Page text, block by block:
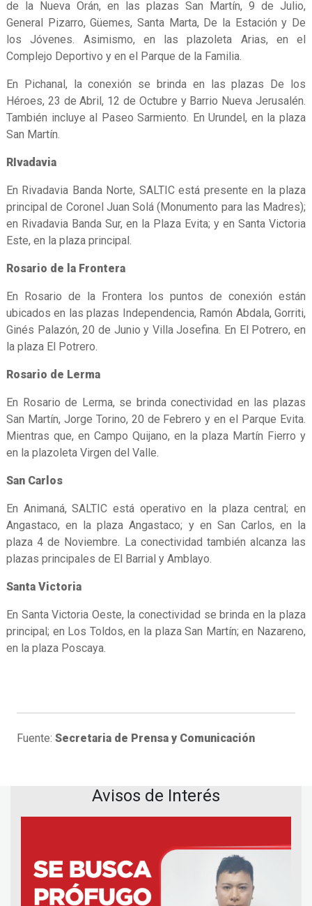
de la Nueva Orán, en las plazas San Martín, 9 de Julio,
General Pizarro, Güemes, Santa Marta, De la Estación y De
los Jóvenes. Asimismo, en las plazoleta Arias, en el
Complejo Deportivo y en el Parque de la Familia.
En Pichanal, la conexión se brinda en las plazas De los
Héroes, 23 de Abril, 12 de Octubre y Barrio Nueva Jerusalén.
También incluye al Paseo Sarmiento. En Urundel, en la plaza
San Martín.
RIvadavia
En Rivadavia Banda Norte, SALTIC está presente en la plaza
principal de Coronel Juan Solá (Monumento para las Madres);
en Rivadavia Banda Sur, en la Plaza Evita; y en Santa Victoria
Este, en la plaza principal.
Rosario de la Frontera
En Rosario de la Frontera los puntos de conexión están
ubicados en las plazas Independencia, Ramón Abdala, Gorriti,
Ginés Palazón, 20 de Junio y Villa Josefina. En El Potrero, en
la plaza El Potrero.
Rosario de Lerma
En Rosario de Lerma, se brinda conectividad en las plazas
San Martín, Jorge Torino, 20 de Febrero y en el Parque Evita.
Mientras que, en Campo Quijano, en la plaza Martín Fierro y
en la plazoleta Virgen del Valle.
San Carlos
En Animaná, SALTIC está operativo en la plaza central; en
Angastaco, en la plaza Angastaco; y en San Carlos, en la
plaza 4 de Noviembre. La conectividad también alcanza las
plazas principales de El Barrial y Amblayo.
Santa Victoria
En Santa Victoria Oeste, la conectividad se brinda en la plaza
principal; en Los Toldos, en la plaza San Martín; en Nazareno,
en la plaza Poscaya.
Fuente: Secretaria de Prensa y Comunicación
Avisos de Interés